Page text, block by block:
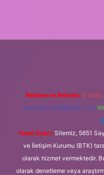
Reklam ve İletişim: E-mail:
forumhizmeti@gmail.com
Yasal Uyarı: Sitemiz, 5651
ve İletişim Kurumu (BTK)
olarak hizmet vermektedir.
olarak denetleme veya